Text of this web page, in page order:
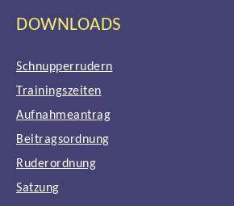
DOWNLOADS
Schnupperrudern
Trainingszeiten
Aufnahmeantrag
Beitragsordnung
Ruderordnung
Satzung